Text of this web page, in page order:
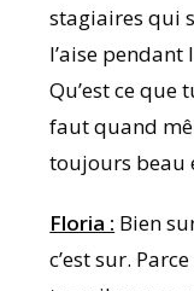
stagiaires qui
l’aise pendant
Qu’est ce que
faut quand
toujours beau
Floria : Bien
c’est sur.